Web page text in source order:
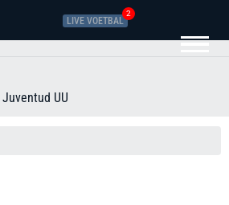
LIVE VOETBAL
2
Juventud UU